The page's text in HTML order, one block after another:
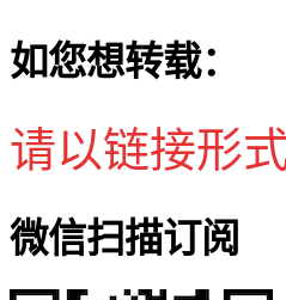
如您想转载：
请以链接形
微信扫描订阅